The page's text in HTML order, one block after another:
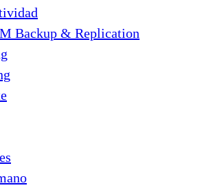
Backup & Replication